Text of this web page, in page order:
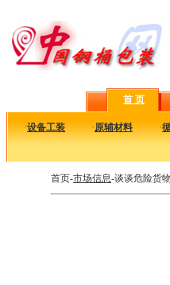
首 页
·设备工装 ·原辅材料 ·
首页-市场信息-谈谈危险货